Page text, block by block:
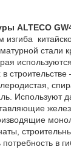
ALTECO
стали
строительстве
Используют
в